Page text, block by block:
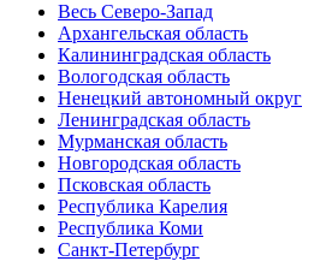
Весь Северо-Запад
Архангельская область
Калининградская область
Вологодская область
Ненецкий автономный округ
Ленинградская область
Мурманская область
Новгородская область
Псковская область
Республика Карелия
Республика Коми
Санкт-Петербург